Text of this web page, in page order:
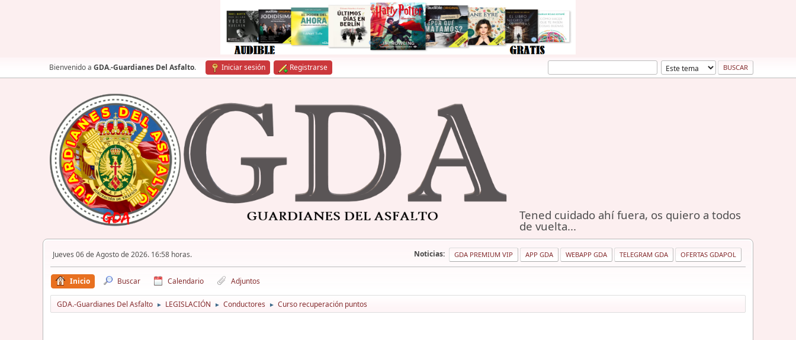
Bienvenido a GDA.-Guardianes Del Asfalto. Iniciar sesión Registrarse
Tened cuidado ahí fuera, os quiero a todos
de vuelta...
Jueves 06 de Agosto de 2026. 16:58 horas. Noticias: GDA PREMIUM VIP APP GDA WEBAPP GDA TELEGRAM GDA OFERTAS GDAPOL
Inicio Buscar Calendario Adjuntos
GDA.-Guardianes Del Asfalto ► LEGISLACIÓN ► Conductores ► Curso recuperación puntos